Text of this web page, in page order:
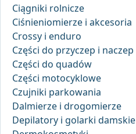
Ciągniki rolnicze
Ciśnieniomierze i akcesoria
Crossy i enduro
Części do przyczep i naczep
Części do quadów
Części motocyklowe
Czujniki parkowania
Dalmierze i drogomierze
Depilatory i golarki damskie